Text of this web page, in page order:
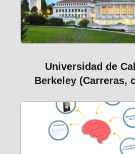
Universidad de
Berkeley (Carreras,